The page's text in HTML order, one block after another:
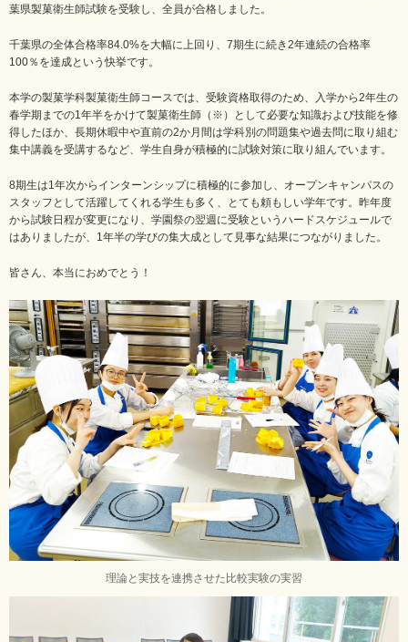
葉県製菓衛生師試験を受験し、全員が合格しました。
千葉県の全体合格率84.0%を大幅に上回り、7期生に続き2年連続の合格率
100％を達成という快挙です。
本学の製菓学科製菓衛生師コースでは、受験資格取得のため、入学から2年生の
春学期までの1年半をかけて製菓衛生師（※）として必要な知識および技能を修
得したほか、長期休暇中や直前の2か月間は学科別の問題集や過去問に取り組む
集中講義を受講するなど、学生自身が積極的に試験対策に取り組んでいます。
8期生は1年次からインターンシップに積極的に参加し、オープンキャンパスの
スタッフとして活躍してくれる学生も多く、とても頼もしい学年です。昨年度
から試験日程が変更になり、学園祭の翌週に受験というハードスケジュールで
はありましたが、1年半の学びの集大成として見事な結果につながりました。
皆さん、本当におめでとう！
理論と実技を連携させた比較実験の実習